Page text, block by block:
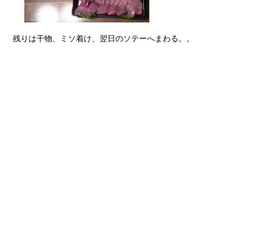
残りは干物、ミソ着け、翌日のソテーへまわる。。